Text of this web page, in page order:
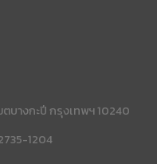
ตบางกะปี กรุงเทพฯ 10240
1204